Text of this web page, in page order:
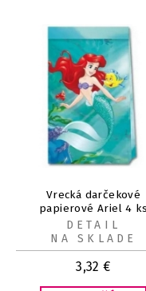
Vrecká darčekové
papierové Ariel 4 ks
3,32 €
DETAIL
NA SKLADE